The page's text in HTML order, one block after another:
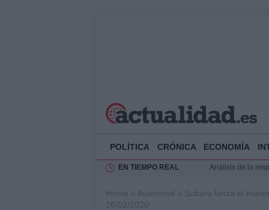
POLÍTICA CRÓNICA ECONOMÍA
EN TIEMPO REAL
Análisis de la
Felipe VI recibe
Home » Automovil » Subaru lanza el
26/02/2020